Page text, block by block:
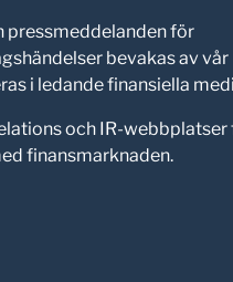
pressmeddelanden för
bevakas av vår
i ledande finansiella
och IR-webbplatser
finansmarknaden.